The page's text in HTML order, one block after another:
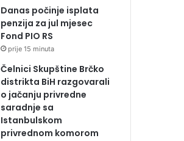
Danas počinje isplata
penzija za jul mjesec
Fond PIO RS
prije 15 minuta
Čelnici Skupštine Brčko
distrikta BiH razgovarali
o jačanju privredne
saradnje sa
Istanbulskom
privrednom komorom